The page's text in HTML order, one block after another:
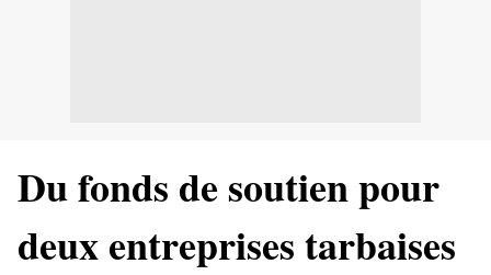
Du fonds de soutien pour
deux entreprises tarbaises